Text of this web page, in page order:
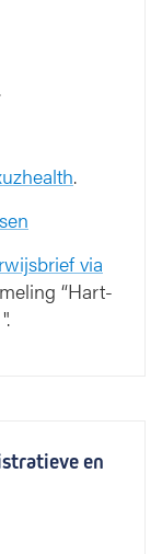
.
.
via
“Hart-
en